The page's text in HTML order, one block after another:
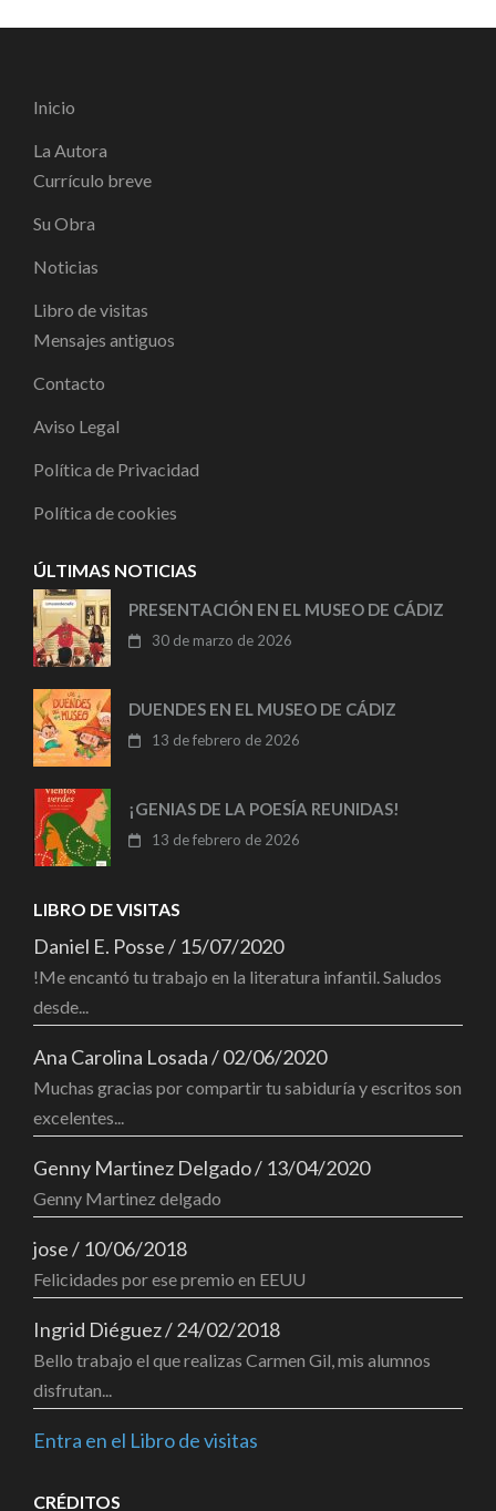
Inicio
La Autora
Currículo breve
Su Obra
Noticias
Libro de visitas
Mensajes antiguos
Contacto
Aviso Legal
Política de Privacidad
Política de cookies
ÚLTIMAS NOTICIAS
PRESENTACIÓN EN EL MUSEO DE CÁDIZ
30 de marzo de 2026
DUENDES EN EL MUSEO DE CÁDIZ
13 de febrero de 2026
¡GENIAS DE LA POESÍA REUNIDAS!
13 de febrero de 2026
LIBRO DE VISITAS
Daniel E. Posse/ 15/07/2020
!Me encantó tu trabajo en la literatura infantil. Saludos
desde...
Ana Carolina Losada/02/06/2020
Muchas gracias por compartir tu sabiduría y escritos son
excelentes...
Genny Martinez Delgado/ 13/04/2020
Genny Martinez delgado
jose/ 10/06/2018
Felicidades por ese premio en EEUU
Ingrid Diéguez/24/02/2018
Bello trabajo el que realizas Carmen Gil, mis alumnos
disfrutan...
Entra en el Libro de visitas
CRÉDITOS